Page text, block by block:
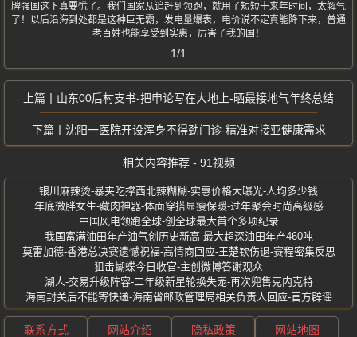
牌强国这下真要慌了。我们国家从追赶到领跑，就用了短短十来年时间，太解气
了！以后沿海到处都是这种巨无霸，发电量爆表，电价说不定真能降下来，普通
老百姓也能享受到实惠，厉害了我的国！
1/1
山东00后村支书-把申论写在大地上-晒最接地气年终总结
沈阳一医院开设浑身不得劲门诊-精准对接亚健康需求
相关内容推荐 - 91视频
银川麻辣烫-暴夹吃撑西北辣糊糊-实惠价格大曝光-人均多少钱
年底微胖女生-藏肉神器-体面穿搭显瘦保暖-过年聚会时尚高级感
中国风电领跑全球-创全球最大首个多项纪录
我国富满油田年产油气创历史新高-最大超深油田年产460吨
莫雷加德-香港总决赛遗憾祝福-高情商回应-王楚钦伤退-赛程密集反思
狙击蝴蝶今日收官-主创微博答谢观众
湖人-交易升级阵容-二年级新星轮换失宠-再次兜售克内克特
海南封关后不能寄快递-海南省邮政管理局相关负责人回应-官方辟谣
联系方式 网站介绍 隐私政策 网站地图